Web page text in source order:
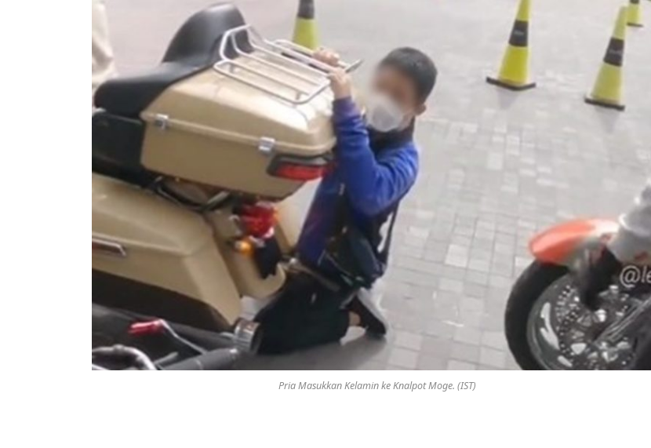
Pria Masukkan Kelamin ke Knalpot Moge. (IST)